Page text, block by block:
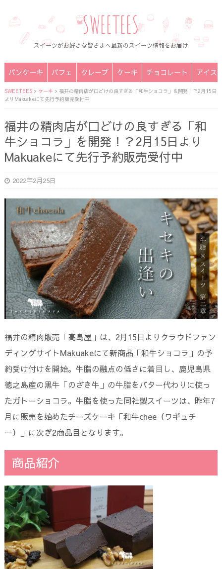
SWEETEES
スイーツがお好きな皆さまへ最新のスイーツ情報をお届け
パンケーキ パフェ クレープ ケーキ チョコレート アイス
SWEETEES> ケーキ > 福井の精肉店が口どけの良すぎる「和牛ショコラ」を開発！？2月15日
よりMakuakeにて先行予約販売受付中
福井の精肉店が口どけの良すぎる「和
牛ショコラ」を開発！？2月15日より
Makuakeにて先行予約販売受付中
2022年2月25日
福井の精肉販売「高島屋」は、2月15日よりクラウドファン
ディングサイトMakuakeにて新商品「和牛ショコラ」の予
約受け付けを開始。牛脂の融点の低さに着目し、鹿児島県
徳之島産の黒牛「のざき牛」の牛脂をバター代わりに使っ
たガトーショコラ。牛脂を使った同社製スイーツは、昨年7
月に販売を始めたチーズケーキ「和牛chee（ワギュチ
ー）」に次ぎ2商品目となります。
商品紹介